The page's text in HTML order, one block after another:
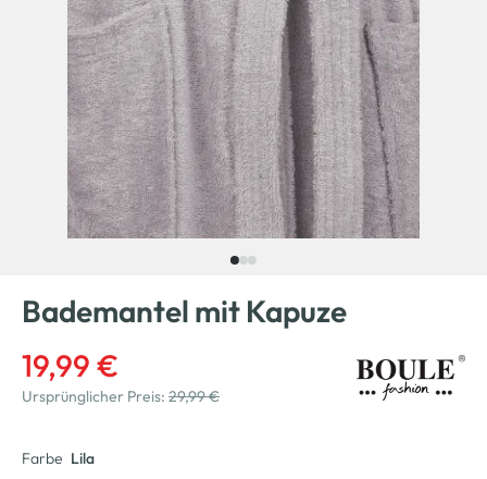
Bademantel mit Kapuze
19,99 €
Ursprünglicher Preis: 29,99 €
Farbe Lila